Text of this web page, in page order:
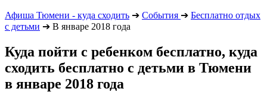
Афиша Тюмени - куда сходить ➔ События ➔ Бесплатно отдых
с детьми ➔ В январе 2018 года
Куда пойти с ребенком бесплатно, куда
сходить бесплатно с детьми в Тюмени
в январе 2018 года